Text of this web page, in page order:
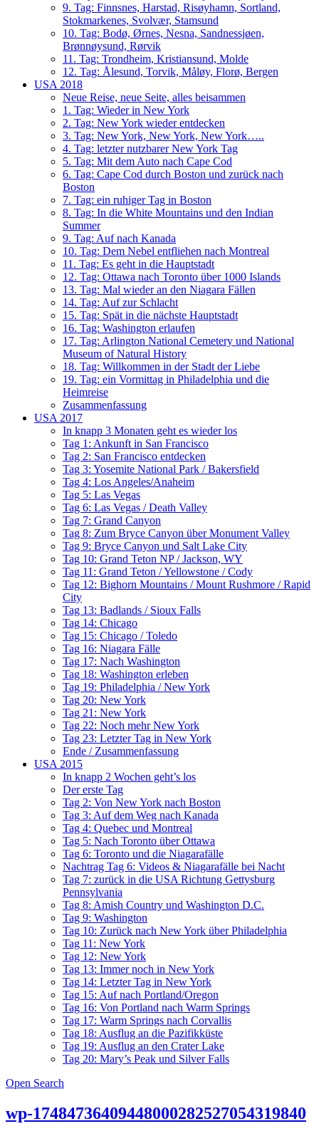
9. Tag: Finnsnes, Harstad, Risøyhamn, Sortland,
Stokmarkenes, Svolvær, Stamsund
10. Tag: Bodø, Ørnes, Nesna, Sandnessjøen,
Brønnøysund, Rørvik
11. Tag: Trondheim, Kristiansund, Molde
12. Tag: Ålesund, Torvik, Måløy, Florø, Bergen
USA 2018
Neue Reise, neue Seite, alles beisammen
1. Tag: Wieder in New York
2. Tag: New York wieder entdecken
3. Tag: New York, New York, New York…..
4. Tag: letzter nutzbarer New York Tag
5. Tag: Mit dem Auto nach Cape Cod
6. Tag: Cape Cod durch Boston und zurück nach
Boston
7. Tag: ein ruhiger Tag in Boston
8. Tag: In die White Mountains und den Indian
Summer
9. Tag: Auf nach Kanada
10. Tag: Dem Nebel entfliehen nach Montreal
11. Tag: Es geht in die Hauptstadt
12. Tag: Ottawa nach Toronto über 1000 Islands
13. Tag: Mal wieder an den Niagara Fällen
14. Tag: Auf zur Schlacht
15. Tag: Spät in die nächste Hauptstadt
16. Tag: Washington erlaufen
17. Tag: Arlington National Cemetery und National
Museum of Natural History
18. Tag: Willkommen in der Stadt der Liebe
19. Tag: ein Vormittag in Philadelphia und die
Heimreise
Zusammenfassung
USA 2017
In knapp 3 Monaten geht es wieder los
Tag 1: Ankunft in San Francisco
Tag 2: San Francisco entdecken
Tag 3: Yosemite National Park / Bakersfield
Tag 4: Los Angeles/Anaheim
Tag 5: Las Vegas
Tag 6: Las Vegas / Death Valley
Tag 7: Grand Canyon
Tag 8: Zum Bryce Canyon über Monument Valley
Tag 9: Bryce Canyon und Salt Lake City
Tag 10: Grand Teton NP / Jackson, WY
Tag 11: Grand Teton / Yellowstone / Cody
Tag 12: Bighorn Mountains / Mount Rushmore / Rapid
City
Tag 13: Badlands / Sioux Falls
Tag 14: Chicago
Tag 15: Chicago / Toledo
Tag 16: Niagara Fälle
Tag 17: Nach Washington
Tag 18: Washington erleben
Tag 19: Philadelphia / New York
Tag 20: New York
Tag 21: New York
Tag 22: Noch mehr New York
Tag 23: Letzter Tag in New York
Ende / Zusammenfassung
USA 2015
In knapp 2 Wochen geht’s los
Der erste Tag
Tag 2: Von New York nach Boston
Tag 3: Auf dem Weg nach Kanada
Tag 4: Quebec und Montreal
Tag 5: Nach Toronto über Ottawa
Tag 6: Toronto und die Niagarafälle
Nachtrag Tag 6: Videos & Niagarafälle bei Nacht
Tag 7: zurück in die USA Richtung Gettysburg
Pennsylvania
Tag 8: Amish Country und Washington D.C.
Tag 9: Washington
Tag 10: Zurück nach New York über Philadelphia
Tag 11: New York
Tag 12: New York
Tag 13: Immer noch in New York
Tag 14: Letzter Tag in New York
Tag 15: Auf nach Portland/Oregon
Tag 16: Von Portland nach Warm Springs
Tag 17: Warm Springs nach Corvallis
Tag 18: Ausflug an die Pazifikküste
Tag 19: Ausflug an den Crater Lake
Tag 20: Mary’s Peak und Silver Falls
Open Search
wp-17484736409448000282527054319840